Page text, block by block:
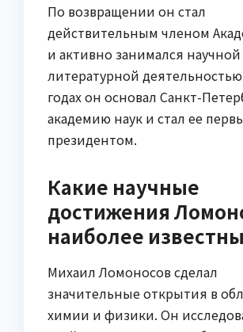
По возвращении он стал
действительным членом
и активно занимался
литературной
годах он основал Санкт-
академию наук и стал ее
президентом.
Какие научные
достижения
наиболее
Михаил Ломоносов сделал
значительные открытия в
химии и физики. Он